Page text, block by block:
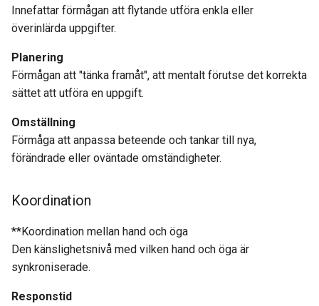
Innefattar förmågan att flytande utföra enkla eller
överinlärda uppgifter.
Planering
Förmågan att "tänka framåt", att mentalt förutse det korrekta
sättet att utföra en uppgift.
Omställning
Förmåga att anpassa beteende och tankar till nya,
förändrade eller oväntade omständigheter.
Koordination
**Koordination mellan hand och öga
Den känslighetsnivå med vilken hand och öga är
synkroniserade.
Responstid